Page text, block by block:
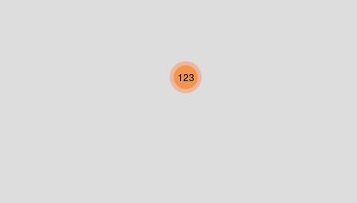
Niederösterreich
Oberösterreich
123